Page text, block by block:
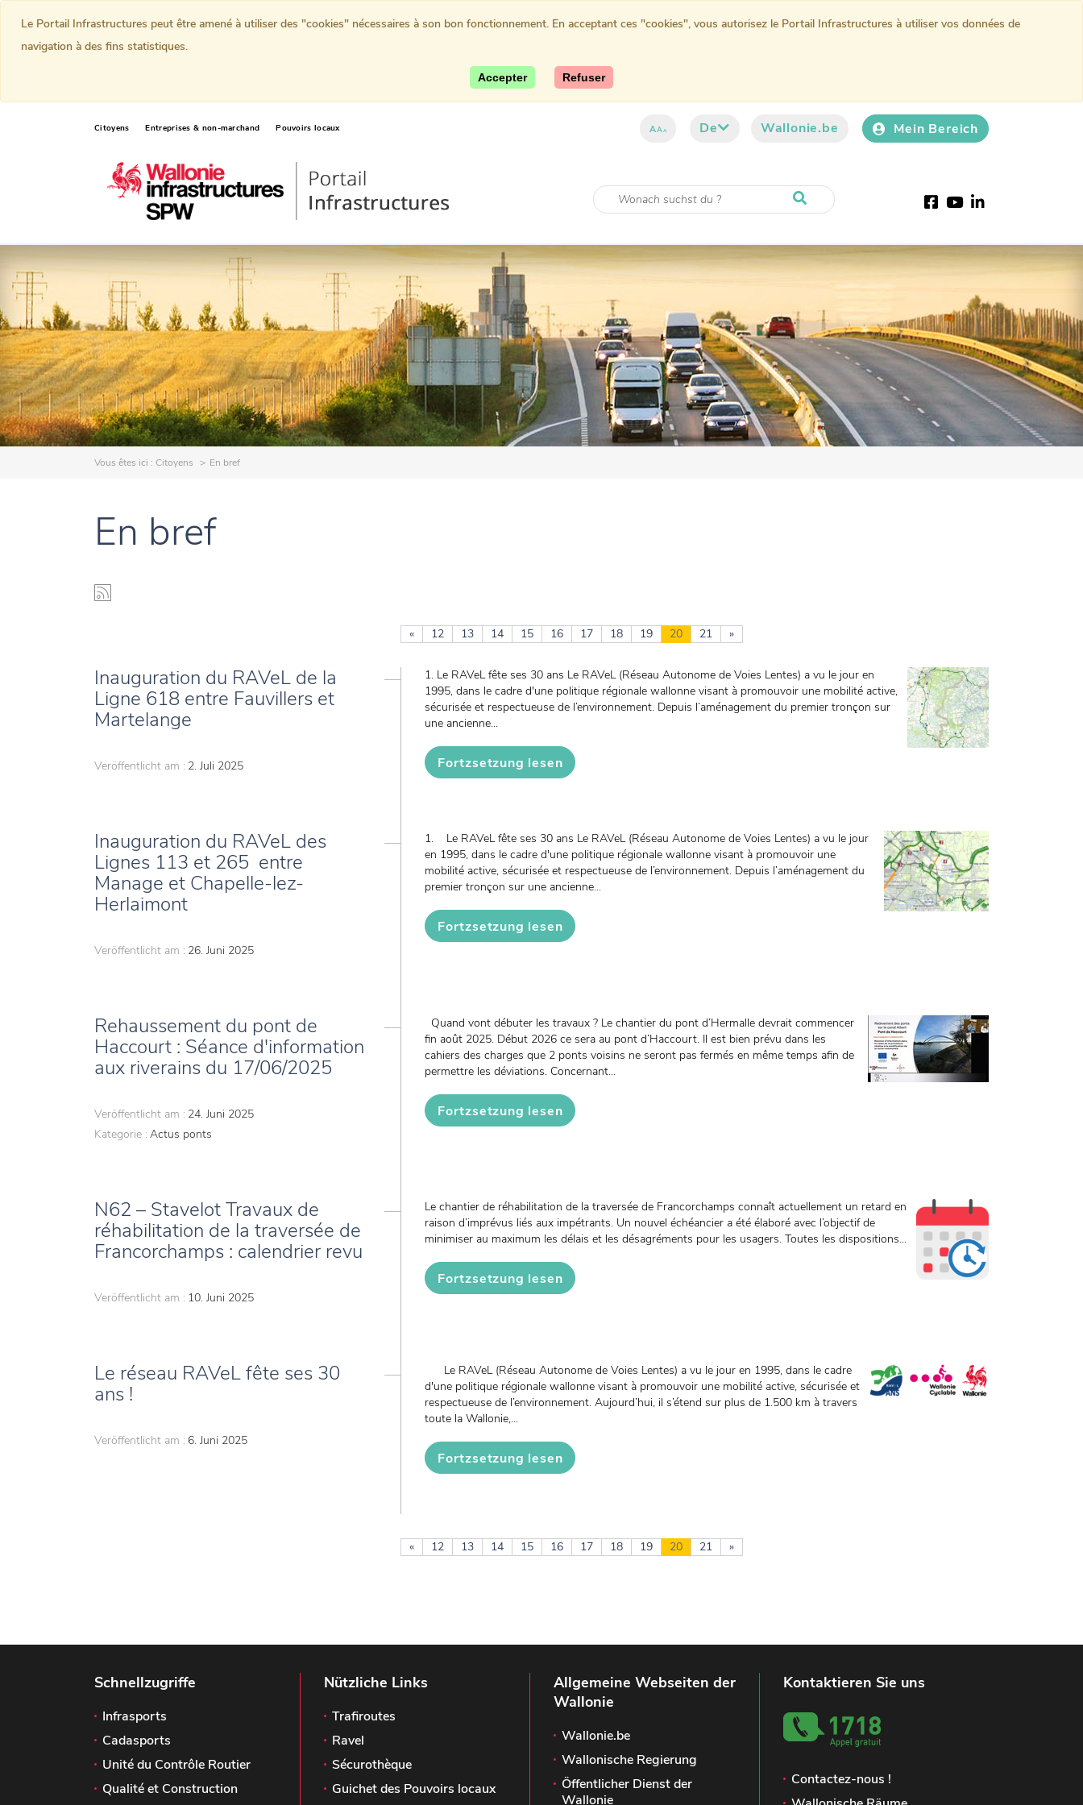
Citoyens Entreprises & non-marchand Pouvoirs locaux AAA De Wallonie.be Mein Bereich
Facebook
YoutubeLinkedIn
Vous êtes ici : Citoyens En bref
En bref
« 12 13 14 15 16 17 18 19 20 21 »
Inauguration du RAVeL de la
Ligne 618 entre Fauvillers et
Martelange
Veröffentlicht am : 2. Juli 2025
1. Le RAVeL fête ses 30 ans Le RAVeL (Réseau Autonome de Voies Lentes) a vu le jour en
1995, dans le cadre d'une politique régionale wallonne visant à promouvoir une mobilité active,
sécurisée et respectueuse de l’environnement. Depuis l’aménagement du premier tronçon sur
une ancienne...
Fortzsetzung lesen
Inauguration du RAVeL des
Lignes 113 et 265 entre
Manage et Chapelle-lez-
Herlaimont
Veröffentlicht am : 26. Juni 2025
1. Le RAVeL fête ses 30 ans Le RAVeL (Réseau Autonome de Voies Lentes) a vu le jour
en 1995, dans le cadre d'une politique régionale wallonne visant à promouvoir une
mobilité active, sécurisée et respectueuse de l’environnement. Depuis l’aménagement du
premier tronçon sur une ancienne...
Fortzsetzung lesen
Rehaussement du pont de
Haccourt : Séance d'information
aux riverains du 17/06/2025
Veröffentlicht am : 24. Juni 2025
Kategorie : Actus ponts
Quand vont débuter les travaux ? Le chantier du pont d’Hermalle devrait commencer
fin août 2025. Début 2026 ce sera au pont d’Haccourt. Il est bien prévu dans les
cahiers des charges que 2 ponts voisins ne seront pas fermés en même temps afin de
permettre les déviations. Concernant...
Fortzsetzung lesen
N62 – Stavelot Travaux de
réhabilitation de la traversée de
Francorchamps : calendrier revu
Veröffentlicht am : 10. Juni 2025
Le chantier de réhabilitation de la traversée de Francorchamps connaît actuellement un retard en
raison d’imprévus liés aux impétrants. Un nouvel échéancier a été élaboré avec l’objectif de
minimiser au maximum les délais et les désagréments pour les usagers. Toutes les dispositions...
Fortzsetzung lesen
Le réseau RAVeL fête ses 30
ans !
Veröffentlicht am : 6. Juni 2025
Le RAVeL (Réseau Autonome de Voies Lentes) a vu le jour en 1995, dans le cadre
d'une politique régionale wallonne visant à promouvoir une mobilité active, sécurisée et
respectueuse de l’environnement. Aujourd’hui, il s’étend sur plus de 1.500 km à travers
toute la Wallonie,...
Fortzsetzung lesen
« 12 13 14 15 16 17 18 19 20 21 »
Schnellzugriffe
Infrasports
Cadasports
Unité du Contrôle Routier
Qualité et Construction
Nützliche Links
Trafiroutes
Ravel
Sécurothèque
Guichet des Pouvoirs locaux
Allgemeine Webseiten der
Wallonie
Wallonie.be
Wallonische Regierung
Öffentlicher Dienst der
Wallonie
Kontaktieren Sie uns
Contactez-nous !
Le Portail Infrastructures peut être amené à utiliser des "cookies" nécessaires à son bon fonctionnement. En acceptant ces "cookies", vous autorisez le Portail Infrastructures à utiliser vos données de
navigation à des fins statistiques.
Accepter Refuser